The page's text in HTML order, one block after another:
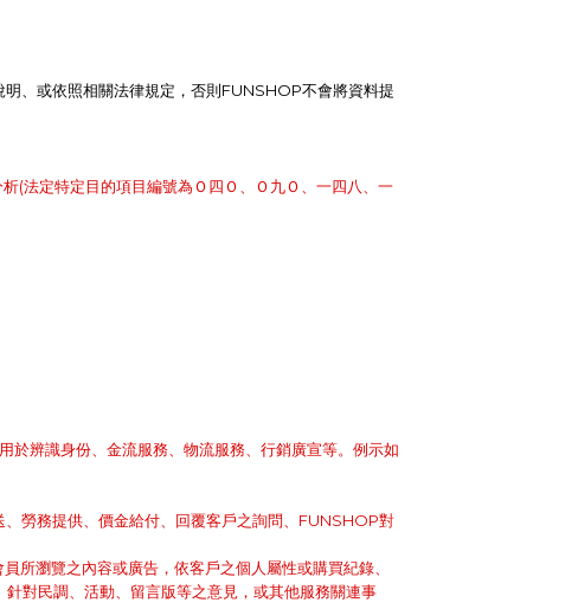
、或依照相關法律規定，否則FUNSHOP不會將資料提
(法定特定目的項目編號為Ｏ四Ｏ、Ｏ九Ｏ、一四八、一
於辨識身份、金流服務、物流服務、行銷廣宣等。例示如
勞務提供、價金給付、回覆客戶之詢問、FUNSHOP對
所瀏覽之內容或廣告，依客戶之個人屬性或購買紀錄、
對民調、活動、留言版等之意見，或其他服務關連事